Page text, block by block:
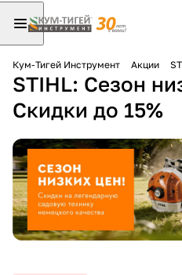
Кум-Тигей Инструмент Акции
STIHL: Сезон
Скидки до 15%
Для клиентов всех банков
Разбейте
оплатуна
без переплат
График платежей